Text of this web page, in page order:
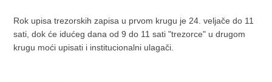
Rok upisa trezorskih zapisa u prvom krugu je 24. veljače do 11
sati, dok će idućeg dana od 9 do 11 sati "trezorce" u drugom
krugu moći upisati i institucionalni ulagači.